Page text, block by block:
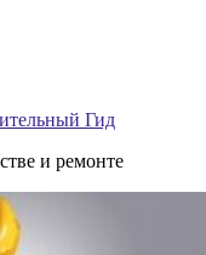
Гид
и ремонте